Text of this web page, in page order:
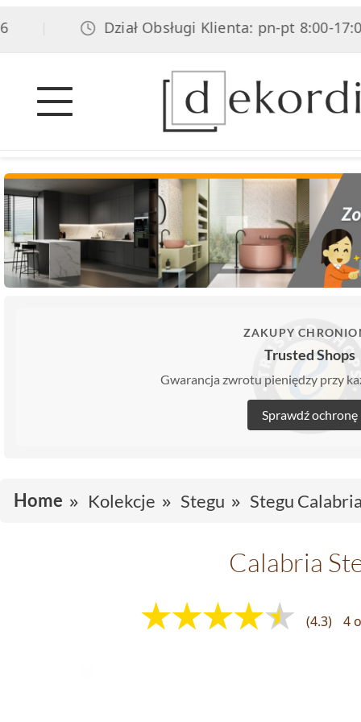
Dział Obsługi Klienta: pn-pt 8:00-17:00,
ZAKUPY
Trusted Shops
Gwarancja zwrotu pieniędzy przy
Sprawdź ochronę
Home Kolekcje Stegu Stegu
Calabria
(4.3) 4